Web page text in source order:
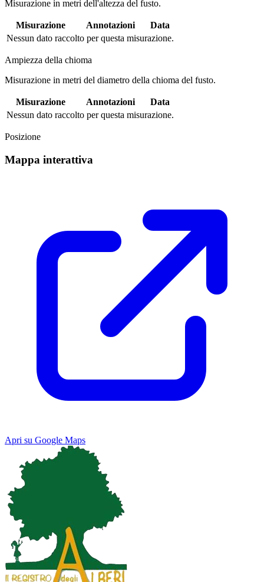
Misurazione in metri dell'altezza del fusto.
Misurazione Annotazioni
Data
Nessun dato raccolto per questa misurazione.
Ampiezza della chioma
Misurazione in metri del diametro della chioma del fusto.
Misurazione Annotazioni
Data
Nessun dato raccolto per questa misurazione.
Posizione
Mappa interattiva
Apri su Google Maps
Map Satellite
Keyboard shortcuts